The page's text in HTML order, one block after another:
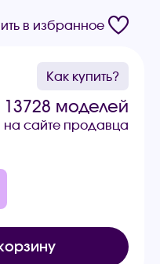
в избранное
Как купить?
моделей
на сайте продавца